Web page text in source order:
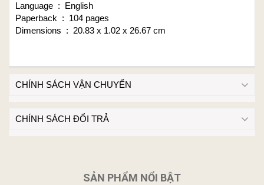
Language ‏ : ‎ English
Paperback ‏ : ‎ 104 pages
Dimensions ‏ : ‎ 20.83 x 1.02 x 26.67 cm
CHÍNH SÁCH VẬN CHUYỂN
CHÍNH SÁCH ĐỔI TRẢ
SẢN PHẨM NỔI BẬT